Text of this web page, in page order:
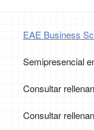
EAE Business
Semipresencial
Consultar
Consultar